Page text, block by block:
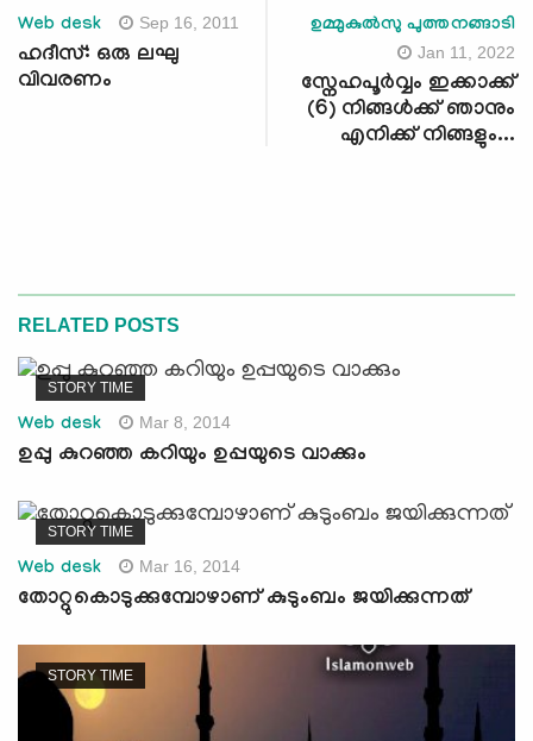
Web desk Sep 16, 2011
ഹദീസ്: ഒരു ലഘു
വിവരണം
ഉമ്മുകുല്‍സു പുത്തനങ്ങാടി
Jan 11, 2022
സ്നേഹപൂര്‍വ്വം ഇക്കാക്ക്
(6) നിങ്ങള്‍ക്ക് ഞാനും
എനിക്ക് നിങ്ങളും...
RELATED POSTS
STORY TIME
Web desk Mar 8, 2014
ഉപ്പു കുറഞ്ഞ കറിയും ഉപ്പയുടെ വാക്കും
STORY TIME
Web desk Mar 16, 2014
തോറ്റുകൊടുക്കുമ്പോഴാണ് കുടുംബം ജയിക്കുന്നത്
STORY TIME